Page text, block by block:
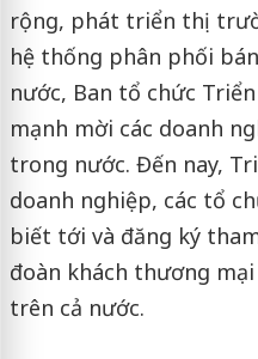
rộng, phát triển thị
hệ thống phân phối
nước, Ban tổ chức
mạnh mời các doanh
trong nước. Đến nay,
doanh nghiệp, các tổ
biết tới và đăng ký
đoàn khách thương
trên cả nước.